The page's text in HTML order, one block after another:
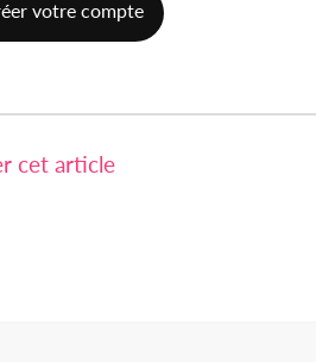
votre compte
cet article